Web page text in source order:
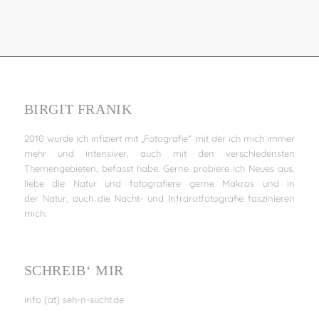
BIRGIT FRANIK
2010 wurde ich infiziert mit „Fotografie“ mit der ich mich immer
mehr und intensiver, auch mit den verschiedensten
Themengebieten, befasst habe. Gerne probiere ich Neues aus,
liebe die Natur und fotografiere gerne Makros und in
der Natur, auch die Nacht- und Infrarotfotografie faszinieren
mich.
SCHREIB‘ MIR
info (at) seh-n-sucht.de